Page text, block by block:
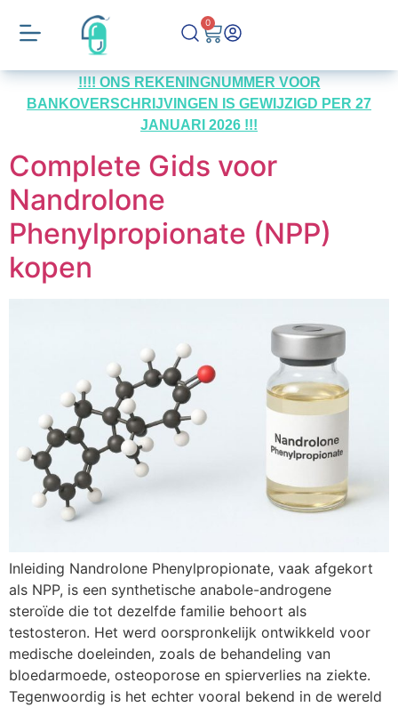
0
!!!! ONS REKENINGNUMMER VOOR
BANKOVERSCHRIJVINGEN IS GEWIJZIGD PER 27
JANUARI 2026 !!!
Complete Gids voor
Nandrolone
Phenylpropionate (NPP)
kopen
Inleiding Nandrolone Phenylpropionate, vaak afgekort
als NPP, is een synthetische anabole-androgene
steroïde die tot dezelfde familie behoort als
testosteron. Het werd oorspronkelijk ontwikkeld voor
medische doeleinden, zoals de behandeling van
bloedarmoede, osteoporose en spierverlies na ziekte.
Tegenwoordig is het echter vooral bekend in de wereld